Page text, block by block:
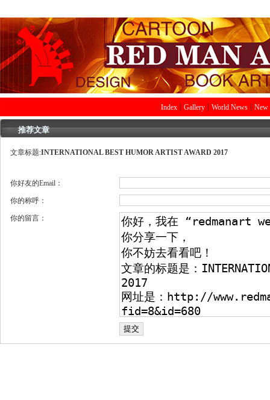
Index Gallery World News New
推荐文章
文章标题:INTERNATIONAL BEST HUMOR ARTIST AWARD 2017
你好友的Email：
你的称呼：
你的留言：